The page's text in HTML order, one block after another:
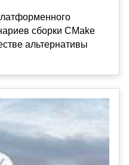
сборки CMake
альтернативы